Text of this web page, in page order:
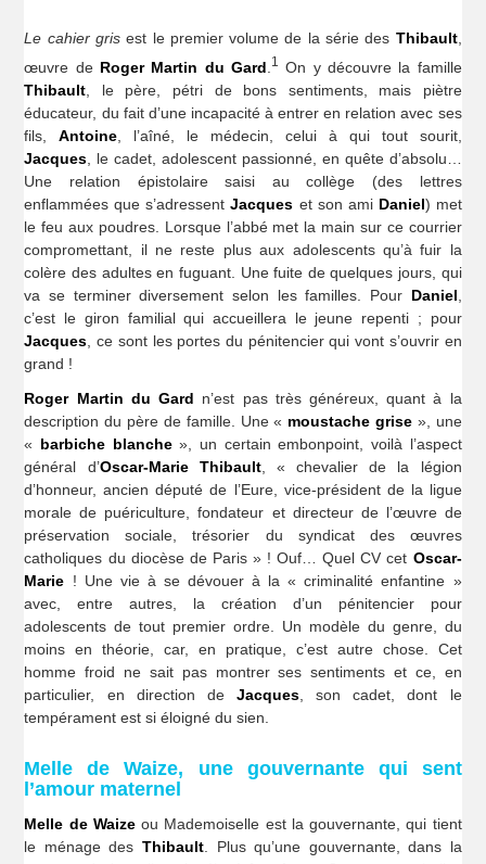
Le cahier gris est le premier volume de la série des Thibault,
œuvre de Roger Martin du Gard 1
On y découvre la famille
Thibault , le père, pétri de bons sentiments, mais piètre
éducateur, du fait d’une incapacité à entrer en relation avec ses
fils,Antoine , l’aîné, le médecin, celui à qui tout sourit,
Jacques , le cadet, adolescent passionné, en quête d’absolu…
Une relation épistolaire saisi au collège (des lettres
enflammées que s’adressentJacques et son ami Daniel) met
le feu aux poudres. Lorsque l’abbé met la main sur ce courrier
compromettant, il ne reste plus aux adolescents qu’à fuir la
colère des adultes en fuguant. Une fuite de quelques jours, qui
va se terminer diversement selon les familles. Pour Daniel
c’est le giron familial qui accueillera le jeune repenti ; pour
Jacques , ce sont les portes du pénitencier qui vont s’ouvrir en
grand !
Roger Martin du Gard n’est pas très généreux, quant à la
description du père de famille. Une « moustache grise», une
« barbiche blanche», un certain embonpoint, voilà l’aspect
général d’Oscar-Marie Thibault, « chevalier de la légion
d’honneur, ancien député de l’Eure, vice-président de la ligue
morale de puériculture, fondateur et directeur de l’œuvre de
préservation sociale, trésorier du syndicat des œuvres
catholiques du diocèse de Paris » ! Ouf… Quel CV cet Oscar-
Marie ! Une vie à se dévouer à la « criminalité enfantine »
avec, entre autres, la création d’un pénitencier pour
adolescents de tout premier ordre. Un modèle du genre, du
moins en théorie, car, en pratique, c’est autre chose. Cet
homme froid ne sait pas montrer ses sentiments et ce, en
particulier, en direction de Jacques, son cadet, dont le
tempérament est si éloigné du sien.
Melle de Waize, une gouvernante qui sent
l’amour maternel
Melle de Waizeou Mademoiselle est la gouvernante, qui tient
le ménage des Thibault. Plus qu’une gouvernante, dans la